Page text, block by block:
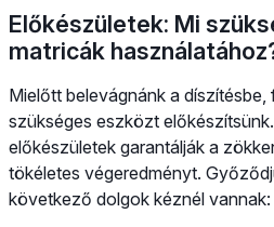
Előkészületek: Mi
matricák
Mielőtt belevágnánk a
szükséges eszközt
előkészületek garantálják a
tökéletes végeredményt.
következő dolgok kéznél vannak: